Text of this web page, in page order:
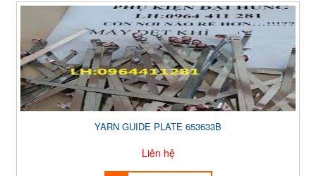
YARN GUIDE PLATE 653633B
Liên hệ